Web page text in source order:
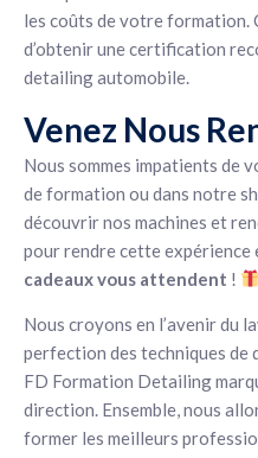
les coûts de votre formation.
d’obtenir une certification
detailing automobile.
Venez Nous
Nous sommes impatients de
de formation ou dans notre
découvrir nos machines et
pour rendre cette expérience
cadeaux vous attendent !
Nous croyons en l’avenir du
perfection des techniques
FD Formation Detailing
direction. Ensemble, nous
former les meilleurs